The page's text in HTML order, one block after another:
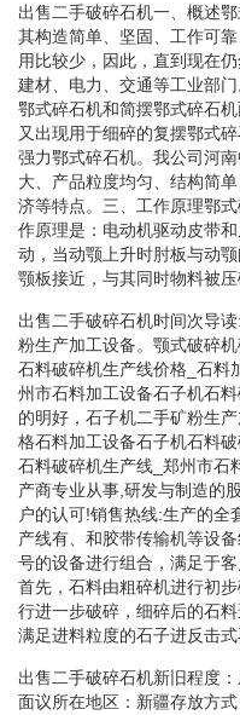
出售二手破碎石机一、概述
其构造简单、坚固、工作可
用比较少，因此，直到现在
建材、电力、交通等工业部
鄂式碎石机和简摆鄂式碎石
又出现用于细碎的复摆鄂式
强力鄂式碎石机。我公司河
大、产品粒度均匀、结构简
济等特点。三、工作原理鄂
作原理是：电动机驱动皮带
动，当动颚上升时肘板与动
颚板接近，与其同时物料被
出售二手破碎石机时间次导
粉生产加工设备。颚式破碎
石料破碎机生产线价格_石料
州市石料加工设备石子机石
的明好，石子机二手矿粉生
格石料加工设备石子机石料
石料破碎机生产线_郑州市石
产商专业从事,研发与制造的
户的认可!销售热线:生产的全
产线有、和胶带传输机等设
号的设备进行组合，满足于
首先，石料由粗碎机进行初
行进一步破碎，细碎后的石
满足进料粒度的石子进反击
出售二手破碎石机新旧程度
面议所在地区：新疆存放方